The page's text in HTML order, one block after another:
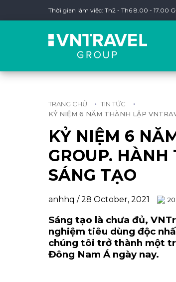
Thời gian làm việc: Th2 - Th6 8.00 - 17.00
TRANG CHỦ • TIN TỨC •
KỶ NIỆM 6 NĂM THÀNH LẬP
KỶ NIỆM 6
GROUP.
SÁNG TẠO
anhhq / 28 October, 2021
Sáng tạo là chưa đủ,
nghiệm tiêu dùng độc
chúng tôi trở thành một
Đông Nam Á ngày nay.